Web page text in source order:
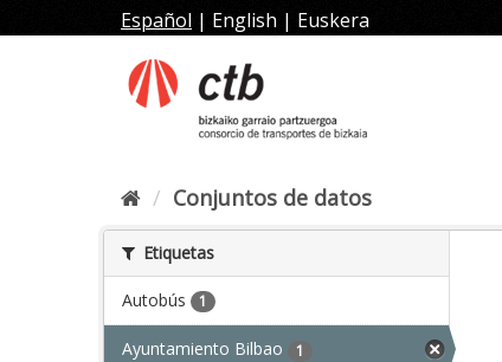
al
Español | English | Euskera
Conjuntos de datos
Etiquetas
Autobús 1
Ayuntamiento Bilbao 1